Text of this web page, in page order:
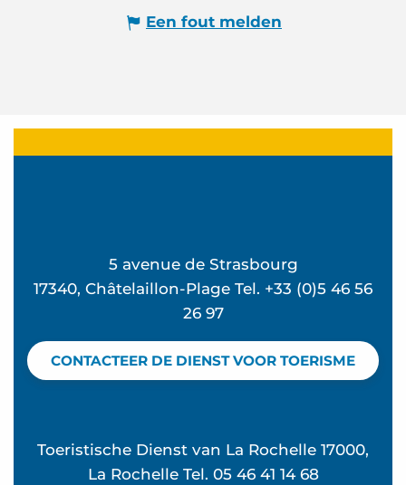
Een fout melden
5 avenue de Strasbourg
17340, Châtelaillon-Plage Tel. +33 (0)5 46 56
26 97
CONTACTEER DE DIENST VOOR TOERISME
Toeristische Dienst van La Rochelle 17000,
La Rochelle Tel. 05 46 41 14 68